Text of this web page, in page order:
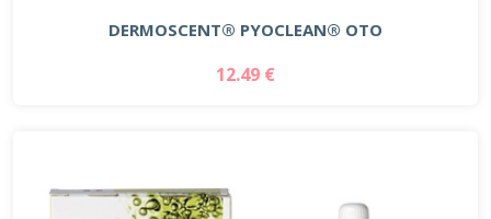
DERMOSCENT® PYOCLEAN® OTO
12.49 €